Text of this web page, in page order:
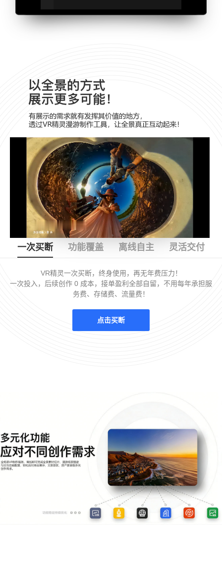
一次买断 功能覆盖 离线自主 灵活交付
VR精灵一次买断，终身使用，再无年费压力！
一次投入，后续创作 0 成本，接单盈利全部自留，不用每年承担服
务费、存储费、流量费！
点击买断